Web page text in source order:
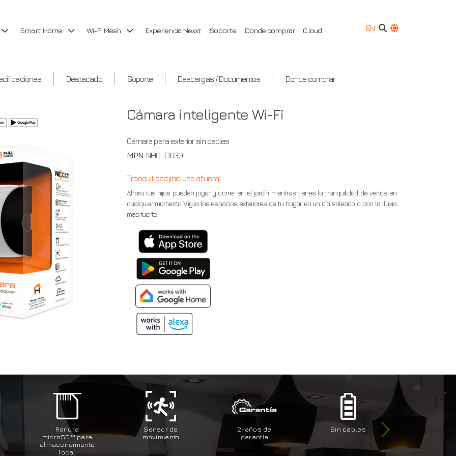
Smart Home Wi-Fi Mesh Experiencia Nexxt Soporte Donde comprar Cloud EN
Destacado Soporte Descargas / Documentos Donde comprar
Cámara inteligente Wi-Fi
Cámara para exterior sin cables
MPN: NHC-O630
Tranquilidad ¡incluso afuera!
Ahora tus hijos pueden jugar y correr en el jardín mientras tienes la tranquilidad de verlos en
cualquier momento. Vigila los espacios exteriores de tu hogar en un día soleado o con la lluvia
más fuerte.
Ranura
microSD™ para
almacenamiento
local
Sensor de
movimiento
2-años de
garantía
Sin cables
Para uso
y